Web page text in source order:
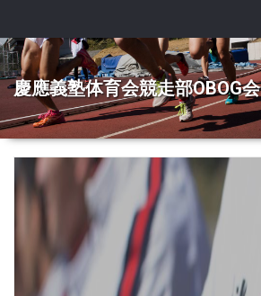
慶應義塾体育会競走部OBOG会